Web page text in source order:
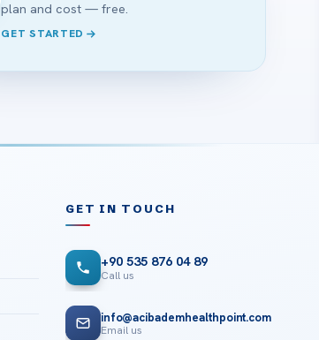
plan and cost — free.
GET STARTED
GET IN TOUCH
+90 535 876 04 89
Call us
info@acibademhealthpoint.com
Email us